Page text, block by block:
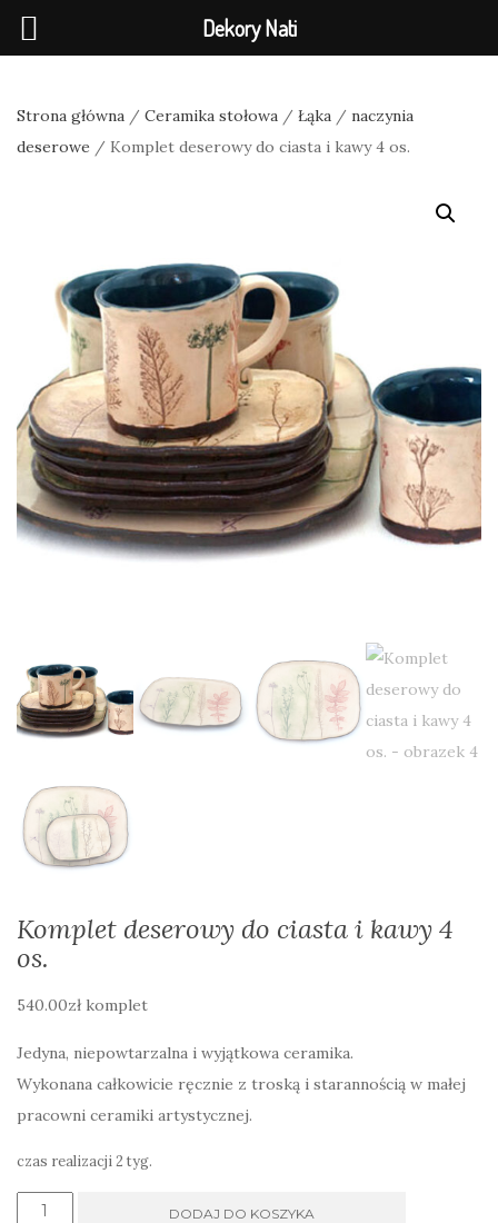
Strona główna / Ceramika stołowa / Łąka / naczynia
deserowe / Komplet deserowy do ciasta i kawy 4 os.
Komplet deserowy do ciasta i kawy 4
os.
540.00zł komplet
Jedyna, niepowtarzalna i wyjątkowa ceramika.
Wykonana całkowicie ręcznie z troską i starannością w małej
pracowni ceramiki artystycznej.
czas realizacji 2 tyg.
ilość
DODAJ DO KOSZYKA
Dekory Nati